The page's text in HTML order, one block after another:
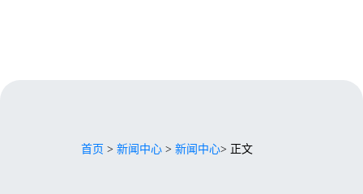
首页 > 新闻中心 > 新闻中心> 正文